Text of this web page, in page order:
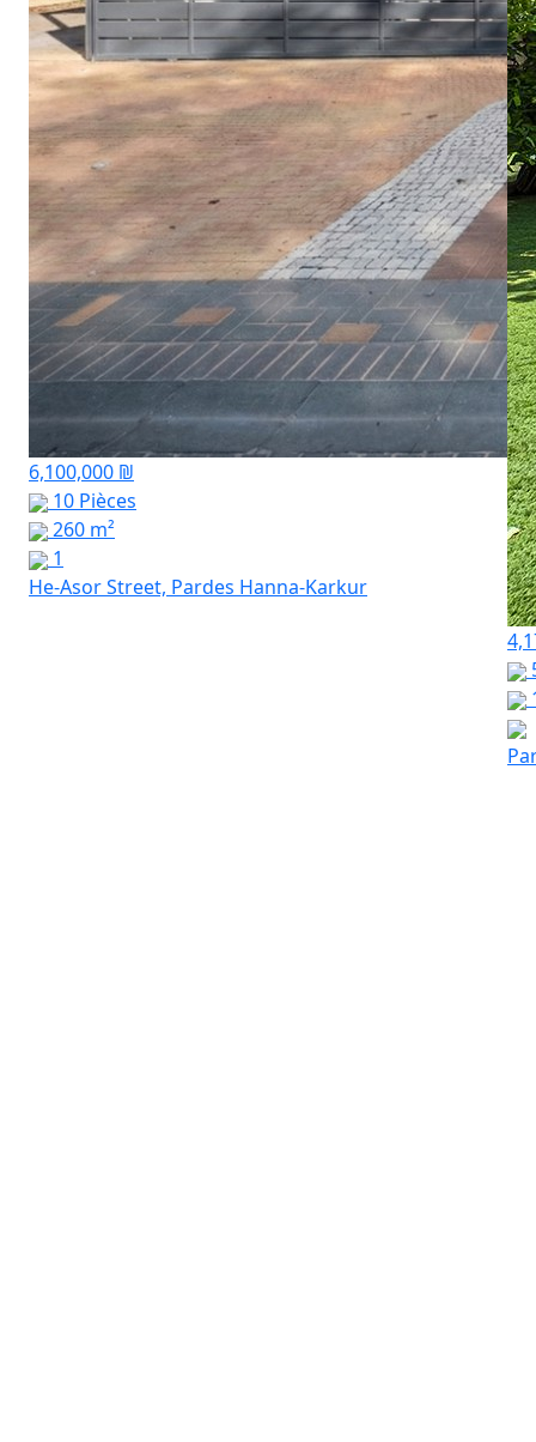
6,100,000 ₪
10 Pièces
260 m²
1
He-Asor Street, Pardes Hanna-Karkur